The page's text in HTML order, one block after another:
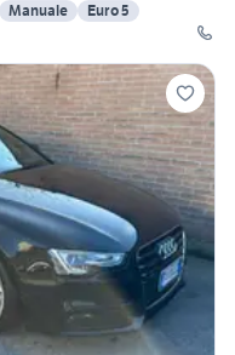
Manuale
Euro 5